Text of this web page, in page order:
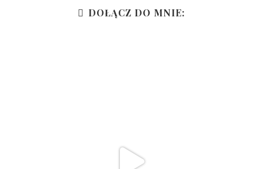
DOŁĄCZ DO MNIE: